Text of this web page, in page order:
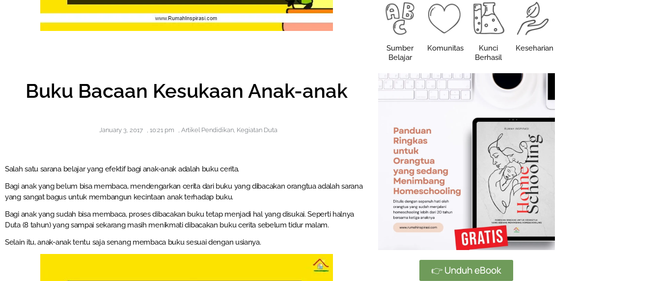
Buku Bacaan Kesukaan Anak-anak
January 3, 2017 , 10:21 pm , Artikel Pendidikan, Kegiatan Duta
Salah satu sarana belajar yang efektif bagi anak-anak adalah buku cerita.
Bagi anak yang belum bisa membaca, mendengarkan cerita dari buku yang dibacakan orangtua adalah sarana
yang sangat bagus untuk membangun kecintaan anak terhadap buku.
Bagi anak yang sudah bisa membaca, proses dibacakan buku tetap menjadi hal yang disukai. Seperti halnya
Duta (8 tahun) yang sampai sekarang masih menikmati dibacakan buku cerita sebelum tidur malam.
Selain itu, anak-anak tentu saja senang membaca buku sesuai dengan usianya.
Sumber
Belajar
Komunitas
Kunci
Berhasil
Keseharian
👉 Unduh eBook